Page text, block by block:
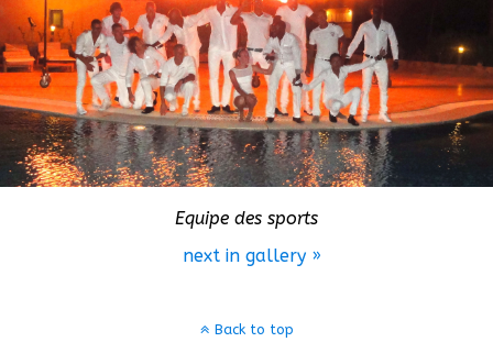
Equipe des sports
next in gallery »
Back to top